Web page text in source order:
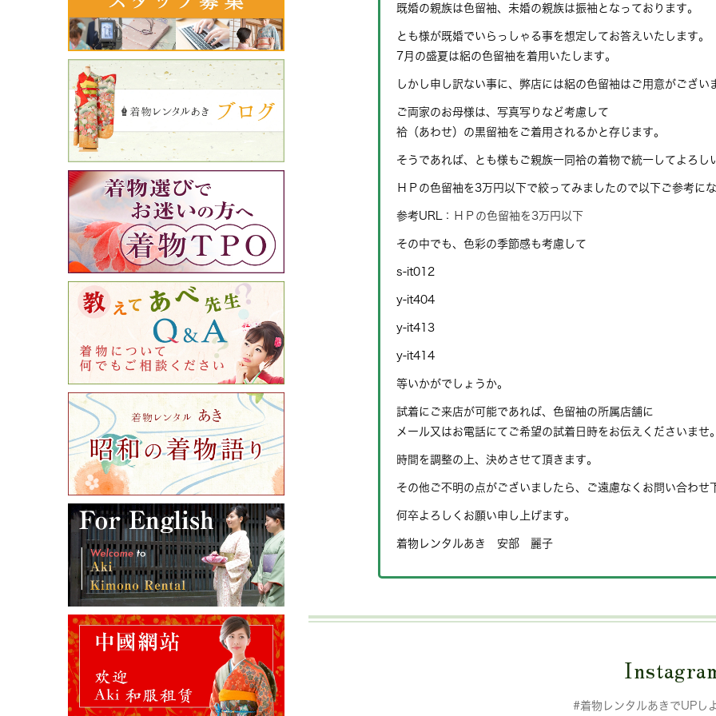
既婚の親族は色留袖、未婚の親族は振袖となっております。
とも様が既婚でいらっしゃる事を想定してお答えいたします。
7月の盛夏は絽の色留袖を着用いたします。
しかし申し訳ない事に、弊店には絽の色留袖はご用意がござい
ご両家のお母様は、写真写りなど考慮して
袷（あわせ）の黒留袖をご着用されるかと存じます。
そうであれば、とも様もご親族一同袷の着物で統一してよろし
ＨＰの色留袖を3万円以下で絞ってみましたので以下ご参考に
参考URL： ＨＰの色留袖を3万円以下
その中でも、色彩の季節感も考慮して
s-it012
y-it404
y-it413
y-it414
等いかがでしょうか。
試着にご来店が可能であれば、色留袖の所属店舗に
メール又はお電話にてご希望の試着日時をお伝えくださいませ。
時間を調整の上、決めさせて頂きます。
その他ご不明の点がございましたら、ご遠慮なくお問い合わせ
何卒よろしくお願い申し上げます。
着物レンタルあき 安部 麗子
#着物レンタルあきでUPし